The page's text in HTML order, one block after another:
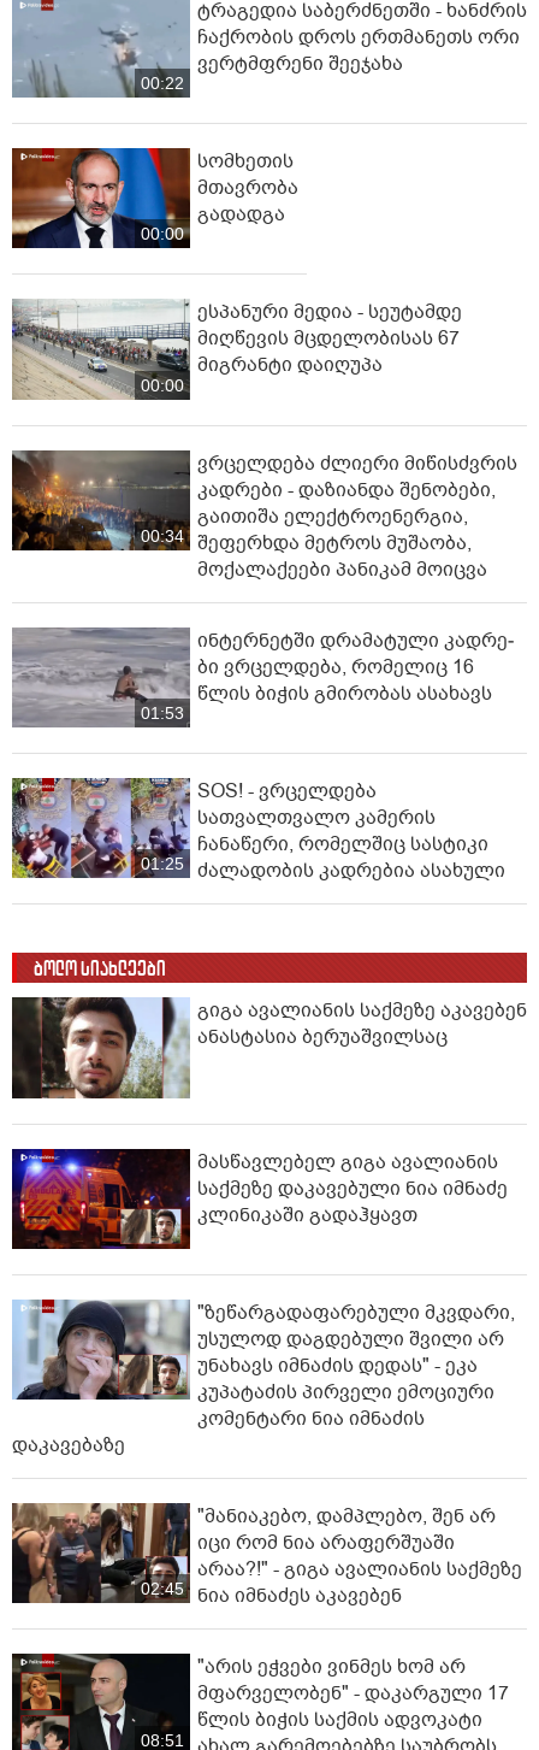
00:22
ტრაგედია საბერძნეთში - ხანძრის
ჩაქრობის დროს ერთმანეთს ორი
ვერტმფრენი შეეჯახა
00:00
სომხეთის
მთავრობა
გადადგა
00:00
ესპანური მედია - სეუტამდე
მიღწევის მცდელობისას 67
მიგრანტი დაიღუპა
00:34
ვრცელდება ძლიერი მიწისძვრის
კადრები - დაზიანდა შენობები,
გაითიშა ელექტროენერგია,
შეფერხდა მეტროს მუშაობა,
მოქალაქეები პანიკამ მოიცვა
01:53
ინ­ტერ­ნეტ­ში დრა­მა­ტუ­ლი კად­რე­
ბი ვრცელდება, რომელიც 16
წლის ბიჭის გმირობას ასახავს
01:25
SOS! - ვრცელდება
სათვალთვალო კამერის
ჩანაწერი, რომელშიც სასტიკი
ძალადობის კადრებია ასახული
ბოლო სიახლეები
გიგა ავალიანის საქმეზე აკავებენ
ანასტასია ბერუაშვილსაც
მასწავლებელ გიგა ავალიანის
საქმეზე დაკავებული ნია იმნაძე
კლინიკაში გადაჰყავთ
"ზეწარგადაფარებული მკვდარი,
უსულოდ დაგდებული შვილი არ
უნახავს იმნაძის დედას" - ეკა
კუპატაძის პირველი ემოციური
კომენტარი ნია იმნაძის
დაკავებაზე
02:45
"მანიაკებო, დამპლებო, შენ არ
იცი რომ ნია არაფერშუაში
არაა?!" - გიგა ავალიანის საქმეზე
ნია იმნაძეს აკავებენ
08:51
"არის ეჭვები ვინმეს ხომ არ
მფარველობენ" - დაკარგული 17
წლის ბიჭის საქმის ადვოკატი